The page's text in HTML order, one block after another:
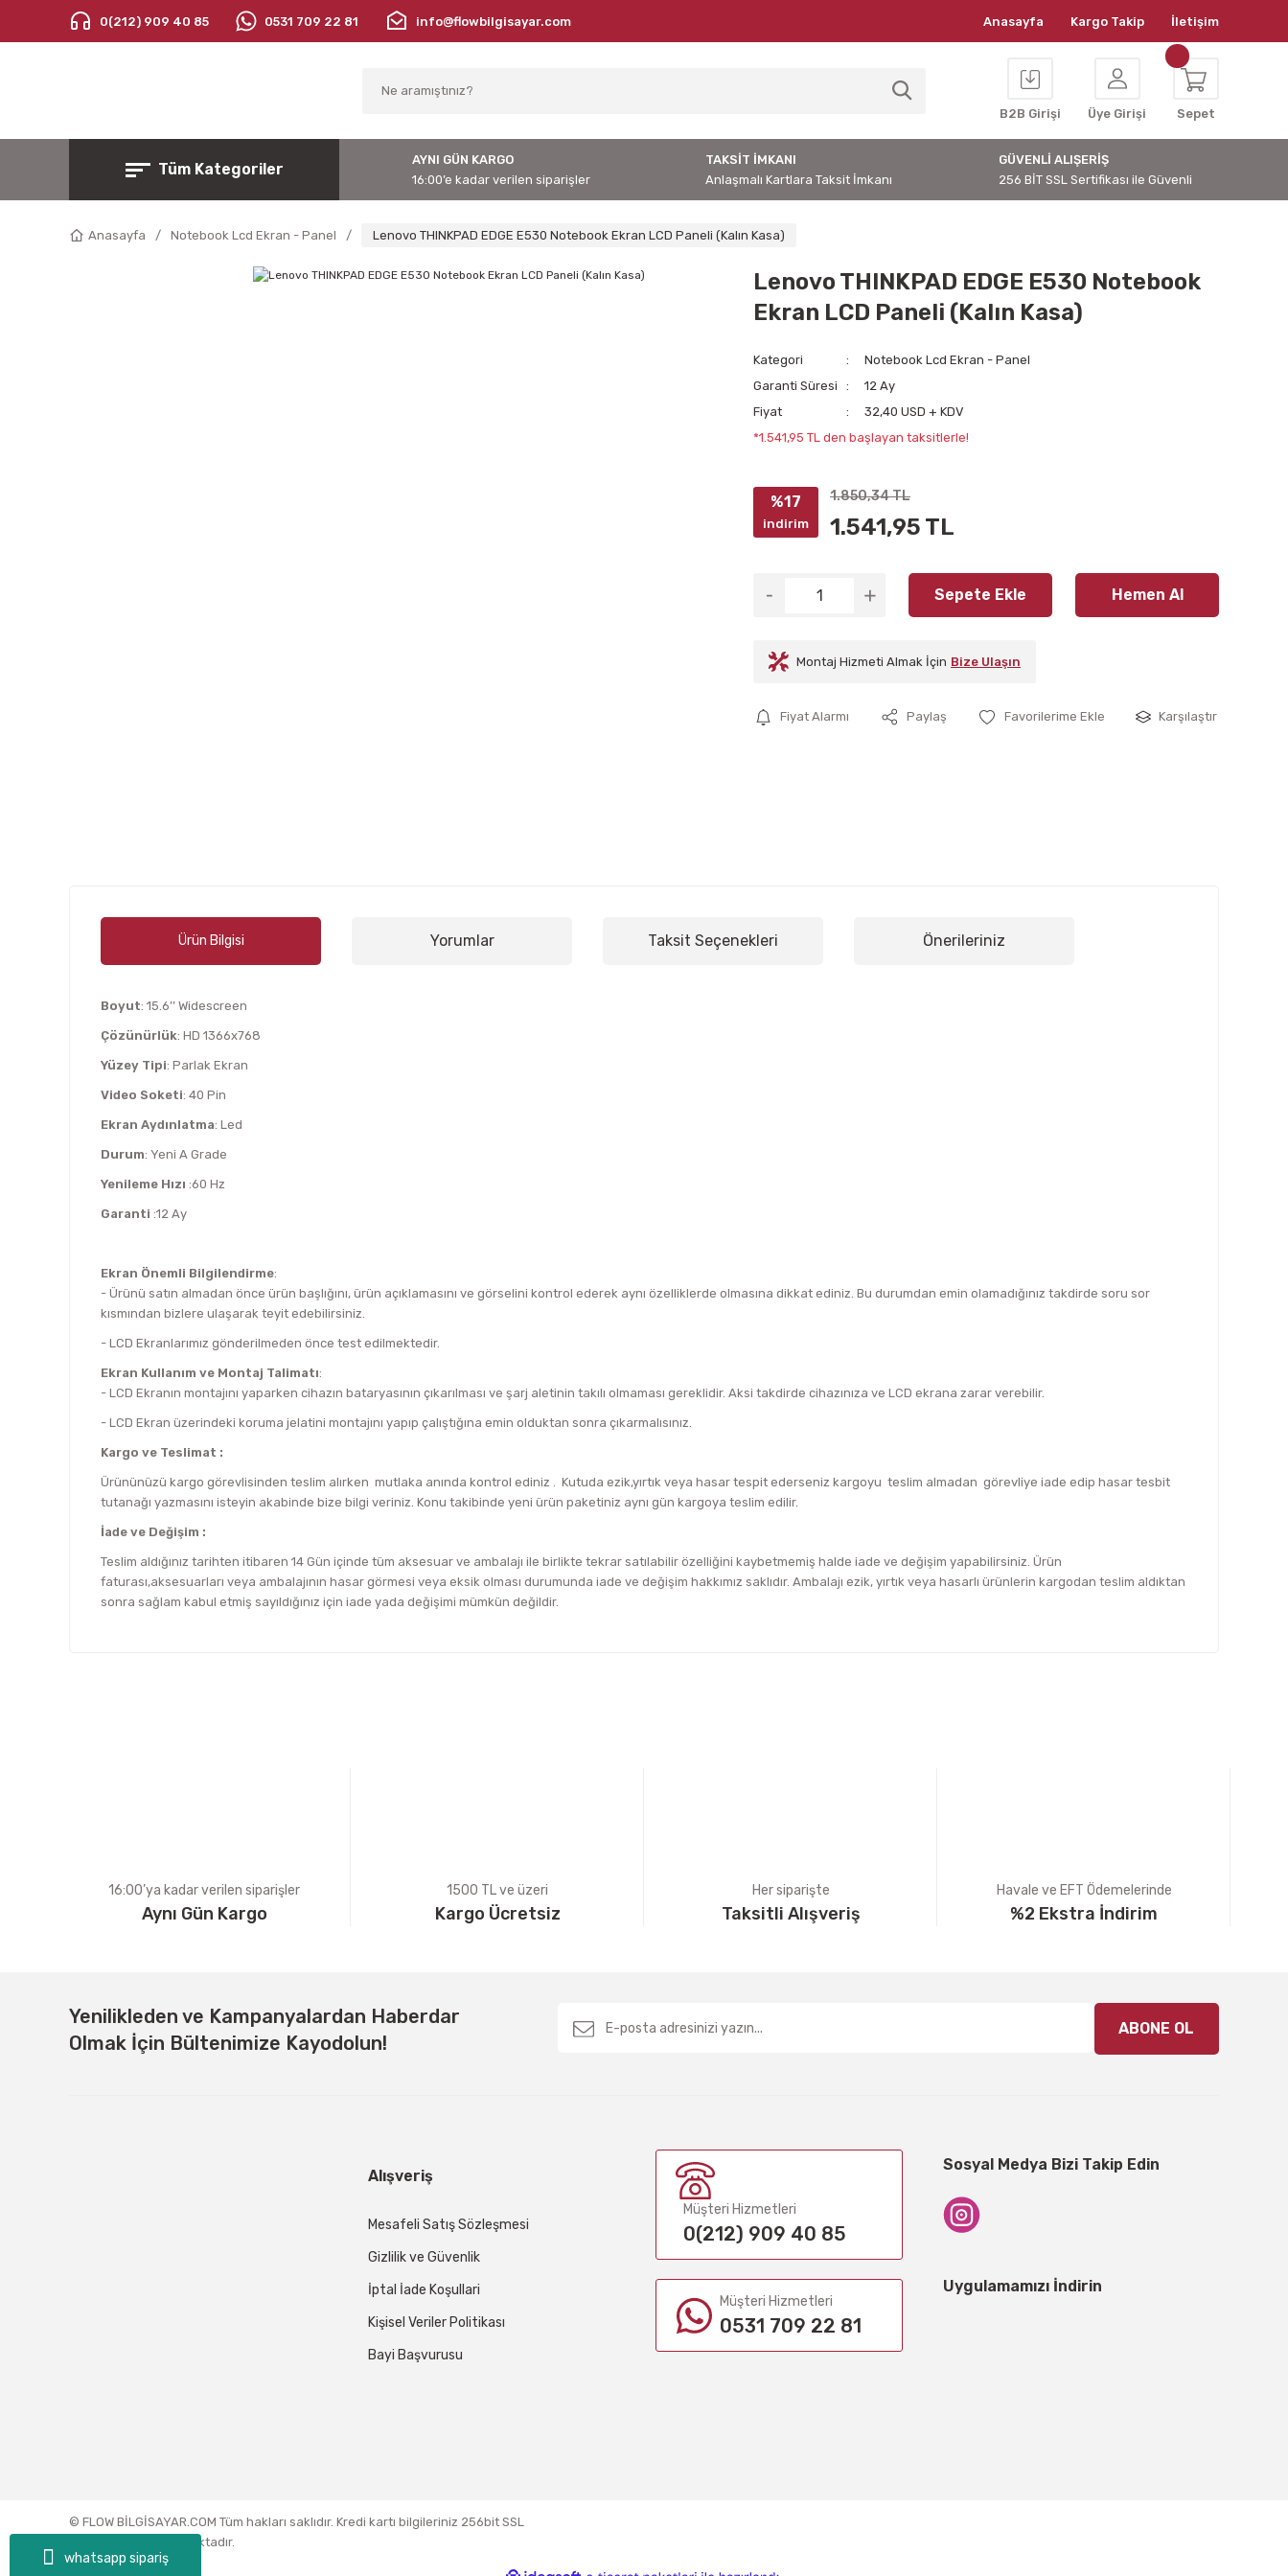
whatsapp sipariş
0(212) 909 40 85 0531 709 22 81 info@flowbilgisayar.com Anasayfa Kargo Takip İletişim
B2B Girişi Üye Girişi Sepet
Tüm Kategoriler
AYNI GÜN KARGO
16:00’e kadar verilen siparişler
TAKSİT İMKANI
Anlaşmalı Kartlara Taksit İmkanı
GÜVENLİ ALIŞERİŞ
256 BİT SSL Sertifikası ile Güvenli
Anasayfa Notebook Lcd Ekran - Panel Lenovo THINKPAD EDGE E530 Notebook Ekran LCD Paneli (Kalın Kasa)
Lenovo THINKPAD EDGE E530 Notebook
Ekran LCD Paneli (Kalın Kasa)
Kategori
Notebook Lcd Ekran - Panel
Garanti Süresi
12 Ay
Fiyat
32,40 USD + KDV
*1.541,95 TL den başlayan taksitlerle!
%17
indirim
1.850,34 TL
1.541,95 TL
Sepete Ekle Hemen Al
Montaj Hizmeti Almak İçin Bize Ulaşın
Fiyat Alarmı Paylaş Karşılaştır
Ürün Bilgisi Yorumlar Taksit Seçenekleri Önerileriniz
Boyut: 15.6’’ Widescreen
Çözünürlük: HD 1366x768
Yüzey Tipi: Parlak Ekran
Video Soketi: 40 Pin
Ekran Aydınlatma: Led
Durum: Yeni A Grade
Yenileme Hızı :60 Hz
Garanti :12 Ay
Ekran Önemli Bilgilendirme:
- Ürünü satın almadan önce ürün başlığını, ürün açıklamasını ve görselini kontrol ederek aynı özelliklerde olmasına dikkat ediniz. Bu durumdan emin olamadığınız takdirde soru sor
kısmından bizlere ulaşarak teyit edebilirsiniz.
- LCD Ekranlarımız gönderilmeden önce test edilmektedir.
Ekran Kullanım ve Montaj Talimatı:
- LCD Ekranın montajını yaparken cihazın bataryasının çıkarılması ve şarj aletinin takılı olmaması gereklidir. Aksi takdirde cihazınıza ve LCD ekrana zarar verebilir.
- LCD Ekran üzerindeki koruma jelatini montajını yapıp çalıştığına emin olduktan sonra çıkarmalısınız.
Kargo ve Teslimat :
Ürününüzü kargo görevlisinden teslim alırken mutlaka anında kontrol ediniz . Kutuda ezik,yırtık veya hasar tespit ederseniz kargoyu teslim almadan görevliye iade edip hasar tesbit
tutanağı yazmasını isteyin akabinde bize bilgi veriniz. Konu takibinde yeni ürün paketiniz aynı gün kargoya teslim edilir.
İade ve Değişim :
Teslim aldığınız tarihten itibaren 14 Gün içinde tüm aksesuar ve ambalajı ile birlikte tekrar satılabilir özelliğini kaybetmemiş halde iade ve değişim yapabilirsiniz. Ürün
faturası,aksesuarları veya ambalajının hasar görmesi veya eksik olması durumunda iade ve değişim hakkımız saklıdır. Ambalajı ezik, yırtık veya hasarlı ürünlerin kargodan teslim aldıktan
sonra sağlam kabul etmiş sayıldığınız için iade yada değişimi mümkün değildir.
16:00’ya kadar verilen siparişler
Aynı Gün Kargo
1500 TL ve üzeri
Kargo Ücretsiz
Her siparişte
Taksitli Alışveriş
Havale ve EFT Ödemelerinde
%2 Ekstra İndirim
Yenilikleden ve Kampanyalardan Haberdar
Olmak İçin Bültenimize Kayodolun!
ABONE OL
Alışveriş
Mesafeli Satış Sözleşmesi
Gizlilik ve Güvenlik
İptal İade Koşullari
Kişisel Veriler Politikası
Bayi Başvurusu
Müşteri Hizmetleri
0(212) 909 40 85
Müşteri Hizmetleri
0531 709 22 81
Sosyal Medya Bizi Takip Edin
Uygulamamızı İndirin
© FLOW BİLGİSAYAR.COM Tüm hakları saklıdır. Kredi kartı bilgileriniz 256bit SSL
sertifikası ile korunmaktadır.